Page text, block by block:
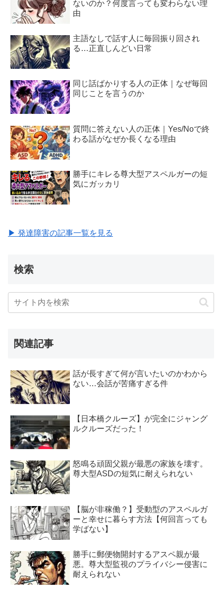
ないのか？何度言っても変わらない理
由
主語なしで話す人に毎回振り回され
る…正直しんどい日常
同じ話ばかりする人の正体｜なぜ毎回
同じことを言うのか
質問に答えない人の正体｜Yes/Noで終
わる話がなぜか長くなる理由
勝手にキレる尊大型アスペルガーの短
気にガッカリ
▶ 発達障害の記事一覧を見る
検索
関連記事
話が長すぎて何が言いたいのかわから
ない…会話が苦痛すぎる件
【日本橋クルーズ】が完全にジャング
ルクルーズだった！
怒鳴る頑固父親が最悪の家族を壊す。
尊大型ASDの短気に耐えられない
【脳が非稼働？】受動型のアスペルガ
ーと幸せに暮らす方法【何回言っても
学ばない】
勝手に郵便物開封するアスペ親が最
悪。尊大型監視のプライバシー侵害に
耐えられない